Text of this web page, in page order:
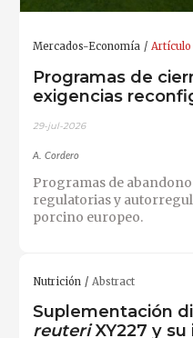
Mercados-Economía Artículo
Programas de
exigencias
29-jul-2026
A. Cordero
Programas de
regulatorias y
porcino europeo.
Nutrición Abstract
Suplementación
reuteriXY227 y